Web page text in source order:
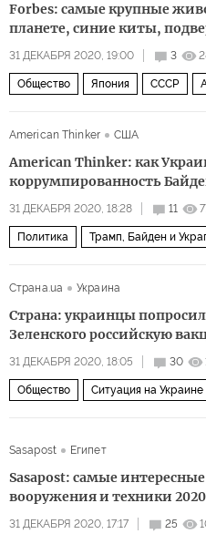
эффективность вакцинация
Forbes: самые крупные
планете, синие киты,
31 ДЕКАБРЯ 2020, 19:00 3
Общество Япония СССР
American Thinker США
American Thinker: как
коррумпированность
31 ДЕКАБРЯ 2020, 18:28 11
Политика Трамп, Байден и
Страна.ua
Украина
Страна: украинцы
Зеленского российскую
31 ДЕКАБРЯ 2020, 18:05 30
Общество Ситуация на Украине
Sasapost Египет
Sasapost: самые
вооружения и техники 2020
31 ДЕКАБРЯ 2020, 17:17 25